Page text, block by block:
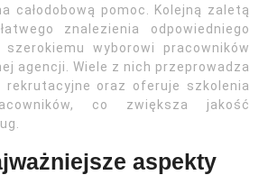
całodobową pomoc. Kolejną zaletą
znalezienia odpowiedniego
wyborowi pracowników
agencji. Wiele z nich przeprowadza
rekrutacyjne oraz oferuje szkolenia
co zwiększa jakość
aspekty